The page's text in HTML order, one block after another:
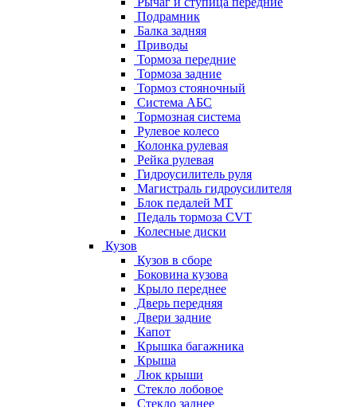
Подрамник
Балка задняя
Приводы
Тормоза передние
Тормоза задние
Тормоз стояночный
Система АБС
Тормозная система
Рулевое колесо
Колонка рулевая
Рейка рулевая
Гидроусилитель руля
Магистраль гидроусилителя
Блок педалей МТ
Педаль тормоза CVT
Колесные диски
Кузов
Кузов в сборе
Боковина кузова
Крыло переднее
Дверь передняя
Двери задние
Капот
Крышка багажника
Крыша
Люк крыши
Стекло лобовое
Стекло заднее